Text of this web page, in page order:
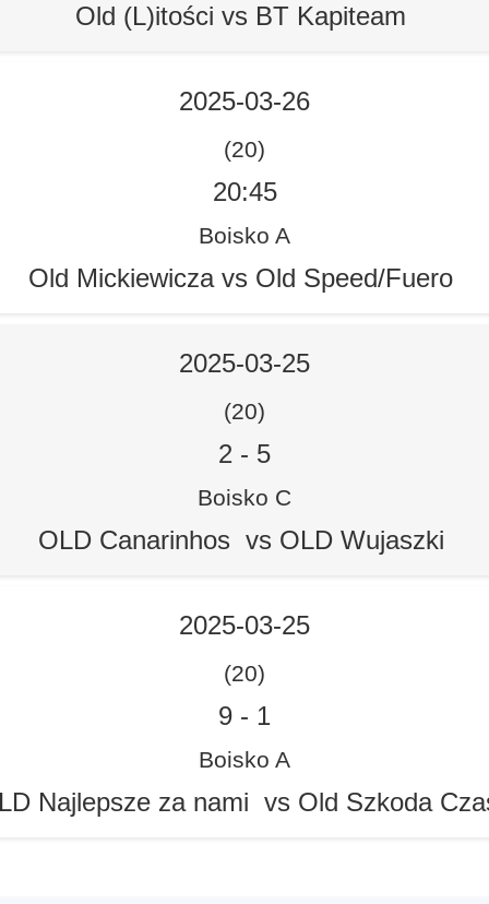
Old (L)itości vs BT Kapiteam
2025-03-26
(20)
20:45
Boisko A
Old Mickiewicza vs Old Speed/Fuero
2025-03-25
(20)
2 - 5
Boisko C
OLD Canarinhos vs OLD Wujaszki
2025-03-25
(20)
9 - 1
Boisko A
Najlepsze za nami vs Old Szkoda